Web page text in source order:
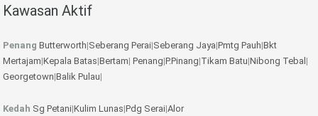
Kawasan Aktif
Penang Butterworth|Seberang Perai|Seberang Jaya|Pmtg Pauh|Bkt
Mertajam|Kepala Batas|Bertam| Penang|P.Pinang|Tikam Batu|Nibong Tebal |
Georgetown|Balik Pulau|
Kedah Sg Petani|Kulim Lunas|Pdg Serai|Alor